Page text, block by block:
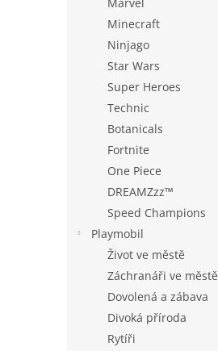
Minecraft
Ninjago
Star Wars
Super Heroes
Technic
Botanicals
Fortnite
One Piece
DREAMZzz™
Speed Champions
Playmobil
Život ve městě
Záchranáři ve městě
Dovolená a zábava
Divoká příroda
Rytíři